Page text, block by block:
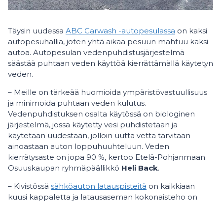
Täysin uudessa ABC Carwash -autopesulassa on kaksi
autopesuhallia, joten yhtä aikaa pesuun mahtuu kaksi
autoa. Autopesulan vedenpuhdistusjärjestelmä
säästää puhtaan veden käyttöä kierrättämällä käytetyn
veden.
– Meille on tärkeää huomioida ympäristövastuullisuus
ja minimoida puhtaan veden kulutus.
Vedenpuhdistuksen osalta käytössä on biologinen
järjestelmä, jossa käytetty vesi puhdistetaan ja
käytetään uudestaan, jolloin uutta vettä tarvitaan
ainoastaan auton loppuhuuhteluun. Veden
kierrätysaste on jopa 90 %, kertoo Etelä-Pohjanmaan
Osuuskaupan ryhmäpäällikkö Heli Back.
– Kivistössä sähköauton latauspisteitä on kaikkiaan
kuusi kappaletta ja latausaseman kokonaisteho on